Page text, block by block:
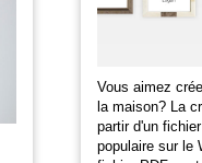
Vous aimez
la maison? La
partir d'un
populaire sur le